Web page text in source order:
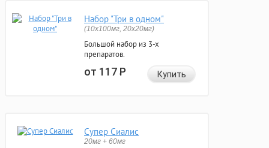
Набор "Три в одном"
(10x100мг, 20x20мг)
Большой набор из 3-х
препаратов.
от 117Р Купить
Супер Сиалис
20мг + 60мг